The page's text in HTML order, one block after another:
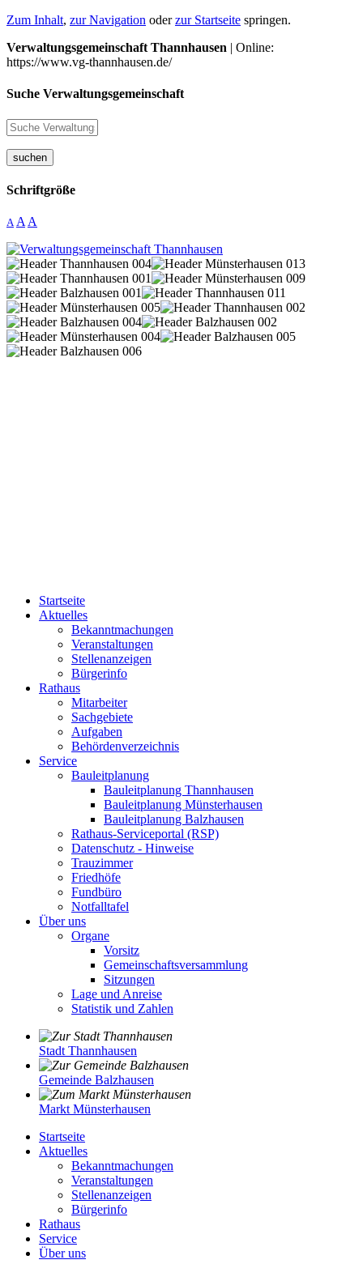
Zum Inhalt, zur Navigation oderzur Startseite springen.
Verwaltungsgemeinschaft Thannhausen | Online:
https://www.vg-thannhausen.de/
Suche Verwaltungsgemeinschaft
suchen
Schriftgröße
A A A
Startseite
Aktuelles
Bekanntmachungen
Veranstaltungen
Stellenanzeigen
Bürgerinfo
Rathaus
Mitarbeiter
Sachgebiete
Aufgaben
Behördenverzeichnis
Service
Bauleitplanung
Bauleitplanung Thannhausen
Bauleitplanung Münsterhausen
Bauleitplanung Balzhausen
Rathaus-Serviceportal (RSP)
Datenschutz - Hinweise
Trauzimmer
Friedhöfe
Fundbüro
Notfalltafel
Über uns
Organe
Vorsitz
Gemeinschaftsversammlung
Sitzungen
Lage und Anreise
Statistik und Zahlen
Stadt Thannhausen
Gemeinde Balzhausen
Markt Münsterhausen
Startseite
Aktuelles
Bekanntmachungen
Veranstaltungen
Stellenanzeigen
Bürgerinfo
Rathaus
Service
Über uns